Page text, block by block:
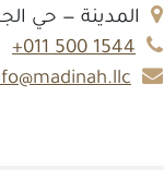
المدينة — حي
1544 500 011+